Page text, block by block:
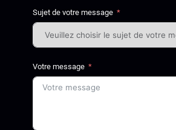
Sujet de votre message
Votre message